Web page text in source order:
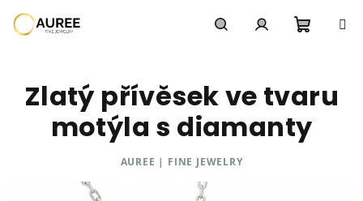
na
obsah
košík
Zlatý přívěsek ve tvaru
motýla s diamanty
AUREE | FINE JEWELRY